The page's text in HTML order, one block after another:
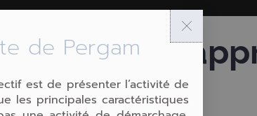
: une
de Pergam
est de présenter l’activité de
les principales caractéristiques